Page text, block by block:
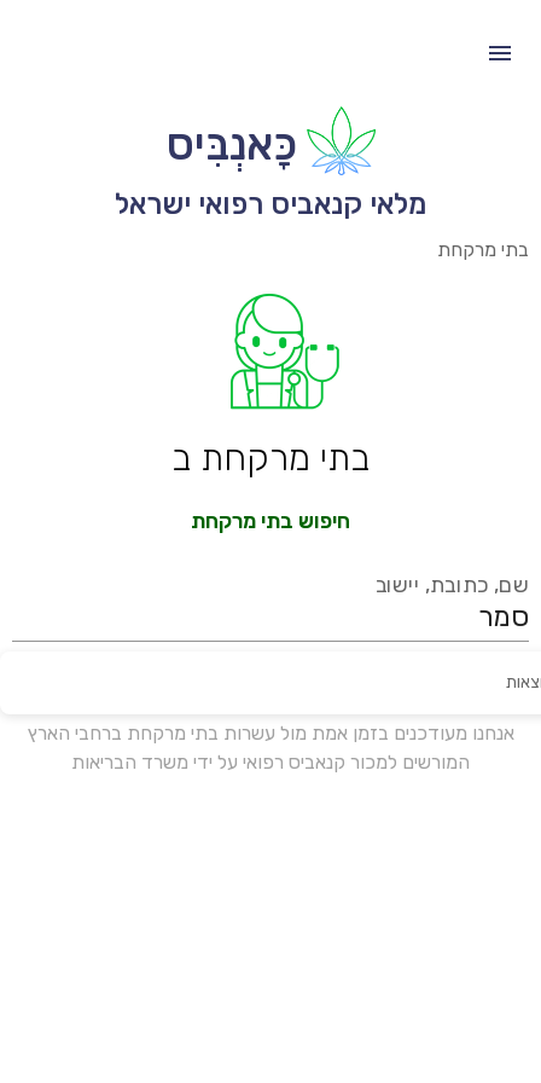
כָּאנְבִּיס
מלאי קנאביס רפואי ישראל
בתי מרקחת
בתי מרקחת ב
חיפוש בתי מרקחת
שם, כתובת, יישוב
אנחנו מעודכנים בזמן אמת מול עשרות בתי מרקחת ברחבי הארץ
המורשים למכור קנאביס רפואי על ידי משרד הבריאות